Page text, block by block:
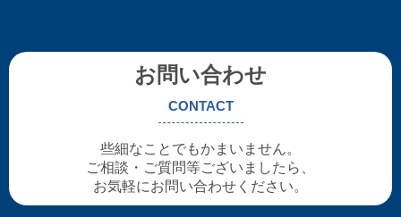
お問い合わせ
CONTACT
些細なことでもかまいません。
ご相談・ご質問等ございましたら、
お気軽にお問い合わせください。